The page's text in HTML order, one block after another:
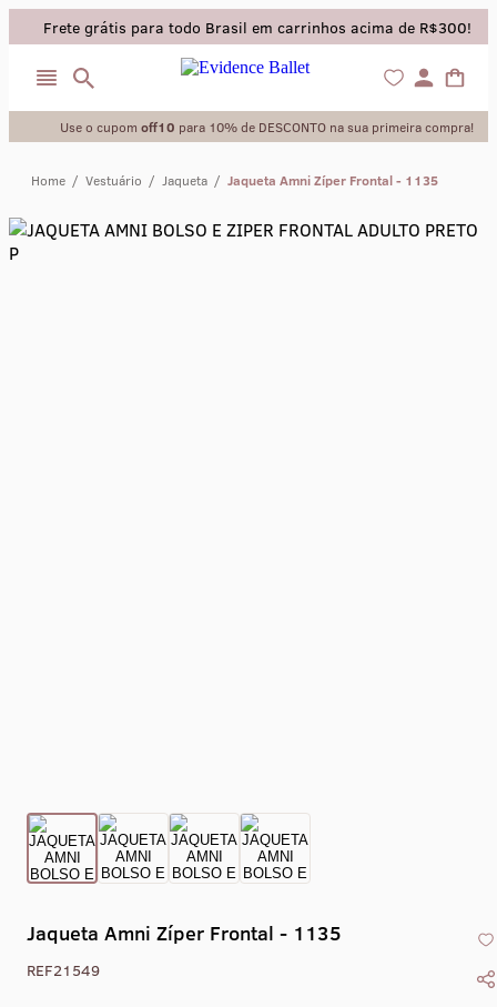
Frete grátis para todo Brasil em carrinhos acima de R$300!
Use o cupom off10 para 10% de DESCONTO na sua primeira compra!
Home / Vestuário / Jaqueta / Jaqueta Amni Zíper Frontal - 1135
Jaqueta Amni Zíper Frontal - 1135
REF21549